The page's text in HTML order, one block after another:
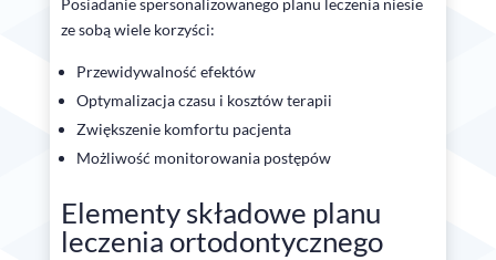
ze sobą wiele korzyści:
Przewidywalność efektów
Optymalizacja czasu i kosztów terapii
Zwiększenie komfortu pacjenta
Możliwość monitorowania postępów
Elementy składowe planu
leczenia ortodontycznego